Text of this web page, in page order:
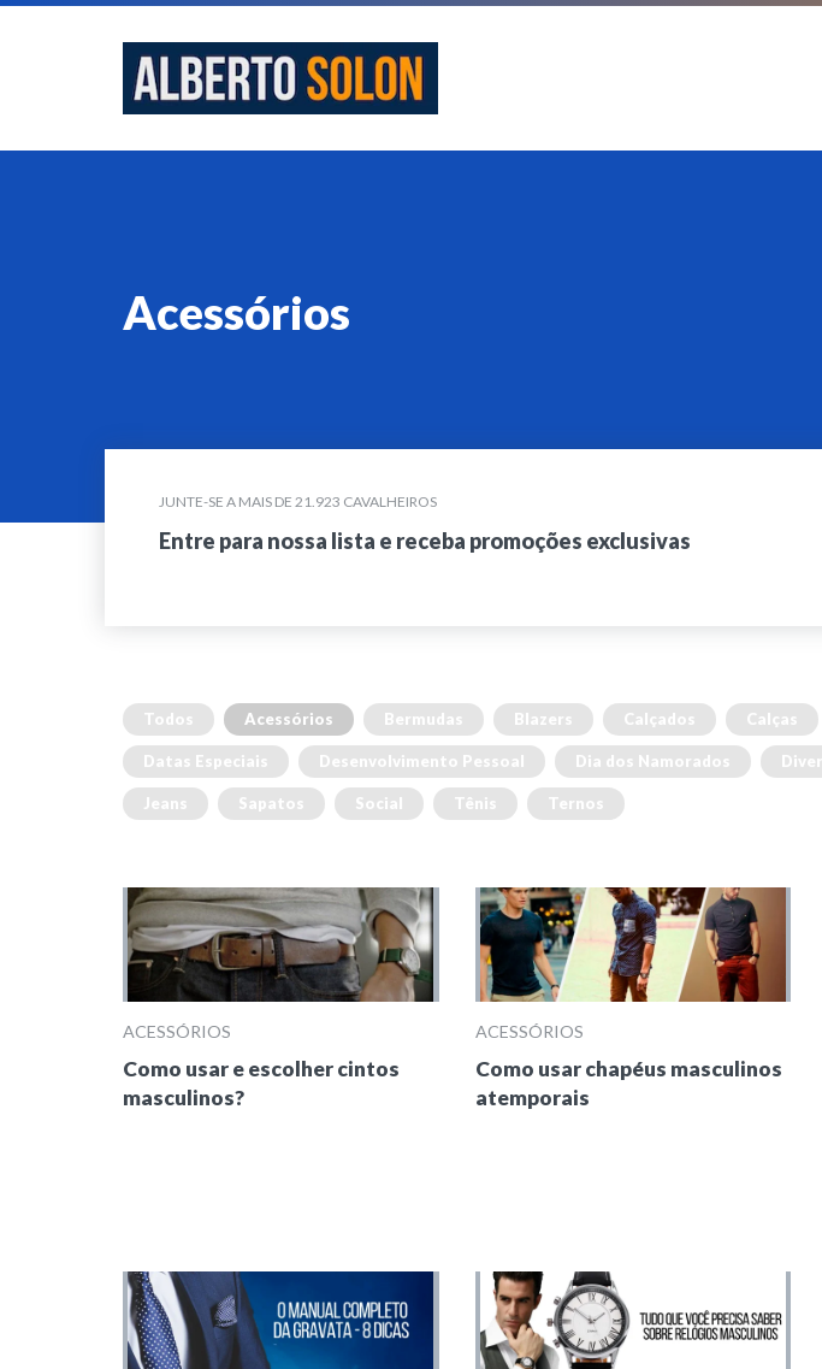
Acessórios
JUNTE-SE A MAIS DE 21.923 CAVALHEIROS
Entre para nossa lista e receba promoções exclusivas
Todos Acessórios Bermudas Blazers Calçados Calças
Datas Especiais Desenvolvimento Pessoal Dia dos Namorados
Jeans Sapatos Social Tênis Ternos
ACESSÓRIOS
Como usar e escolher cintos
masculinos?
ACESSÓRIOS
Como usar chapéus masculinos
atemporais